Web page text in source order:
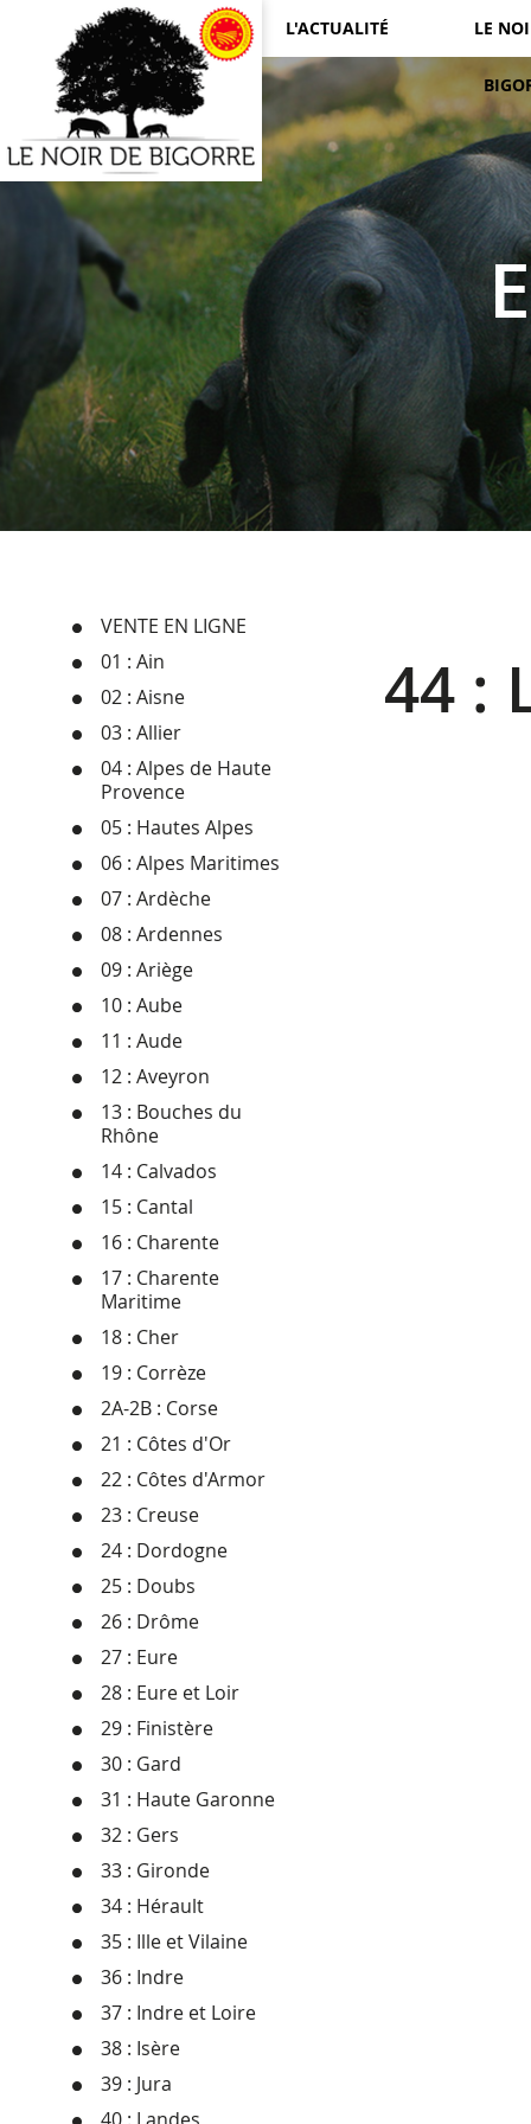
L'ACTUALITÉ LE
VENTE EN LIGNE
01 : Ain
02 : Aisne
03 : Allier
04 : Alpes de Haute
Provence
05 : Hautes Alpes
06 : Alpes Maritimes
07 : Ardèche
08 : Ardennes
09 : Ariège
10 : Aube
11 : Aude
12 : Aveyron
13 : Bouches du
Rhône
14 : Calvados
15 : Cantal
16 : Charente
17 : Charente
Maritime
18 : Cher
19 : Corrèze
2A-2B : Corse
21 : Côtes d'Or
22 : Côtes d'Armor
23 : Creuse
24 : Dordogne
25 : Doubs
26 : Drôme
27 : Eure
28 : Eure et Loir
29 : Finistère
30 : Gard
31 : Haute Garonne
32 : Gers
33 : Gironde
34 : Hérault
35 : Ille et Vilaine
36 : Indre
37 : Indre et Loire
38 : Isère
39 : Jura
44 :